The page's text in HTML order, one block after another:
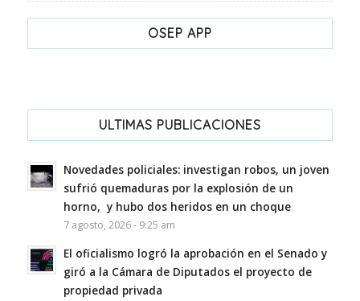
OSEP APP
ULTIMAS PUBLICACIONES
Novedades policiales: investigan robos, un joven
sufrió quemaduras por la explosión de un
horno, y hubo dos heridos en un choque
7 agosto, 2026 - 9:25 am
El oficialismo logró la aprobación en el Senado y
giró a la Cámara de Diputados el proyecto de
propiedad privada